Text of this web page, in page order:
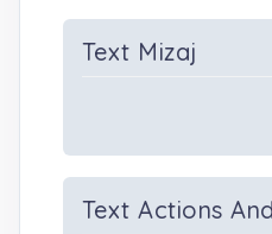
Text Mizaj
Text Actions